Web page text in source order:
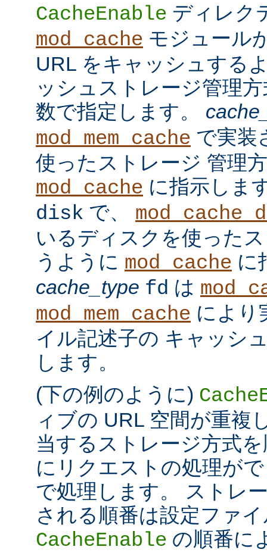
CacheEnable ディレク
mod_cache モジュール
URL をキャッシュする
ッシュストレージ管理
数で指定します。
mod_mem_cache で実装
使ったストレージ 管理
mod_cache に指示しま
disk で、
いるディスクを使った
うように mod_cache に
cache_type fd は
mod_mem_cache により
イル記述子の キャッシ
します。
(下の例のように)
ィブの URL 空間が重複
当するストレージ方式
にリクエストの処理が
で処理します。 ストレ
される順番は設定ファ
CacheEnable の順番に